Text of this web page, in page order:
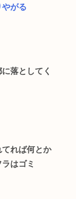
がる
落としてく
れば何とか
はゴミ